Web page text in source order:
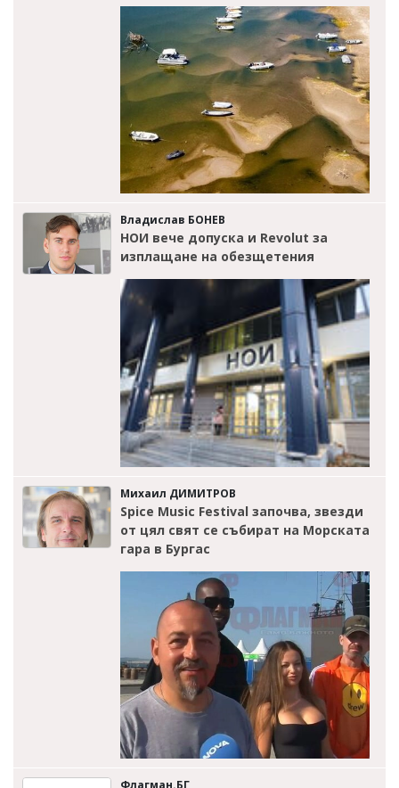
Владислав БОНЕВ
НОИ вече допуска и Revolut за
изплащане на обезщетения
Михаил ДИМИТРОВ
Spice Music Festival започва, звезди
от цял свят се събират на Морската
гара в Бургас